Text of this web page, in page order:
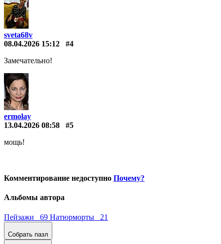
sveta68v
08.04.2026 15:12
#4
Замечательно!
ermolay
13.04.2026 08:58
#5
мощь!
Комментирование недоступно Почему?
Альбомы автора
Пейзажи 69 Натюрморты 21
Собрать пазл